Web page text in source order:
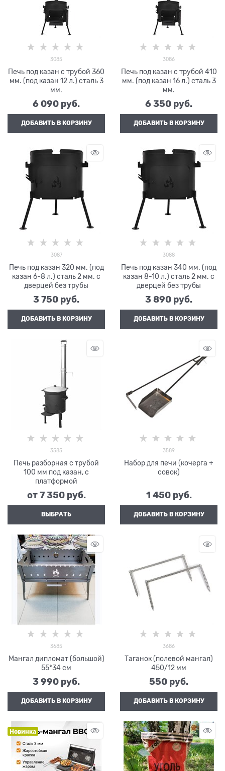
3085
Печь под казан с трубой 360
мм. (под казан 12 л.) сталь 3
мм.
6 090 руб.
ДОБАВИТЬ В КОРЗИНУ
3086
Печь под казан с трубой 410
мм. (под казан 16 л.) сталь 3
мм.
6 350 руб.
ДОБАВИТЬ В КОРЗИНУ
3087
Печь под казан 320 мм. (под
казан 6-8 л.) сталь 2 мм. с
дверцей без трубы
3 750 руб.
ДОБАВИТЬ В КОРЗИНУ
3088
Печь под казан 340 мм. (под
казан 8-10 л.) сталь 2 мм. с
дверцей без трубы
3 890 руб.
ДОБАВИТЬ В КОРЗИНУ
3585
Печь разборная с трубой
100 мм под казан, с
платформой
от7 350 руб.
ВЫБРАТЬ
3589
Набор для печи (кочерга +
совок)
1 450 руб.
ДОБАВИТЬ В КОРЗИНУ
3685
Мангал дипломат (большой)
55*34 см
3 990 руб.
ДОБАВИТЬ В КОРЗИНУ
3686
Таганок (полевой мангал)
450/12 мм
550 руб.
ДОБАВИТЬ В КОРЗИНУ
Новинка